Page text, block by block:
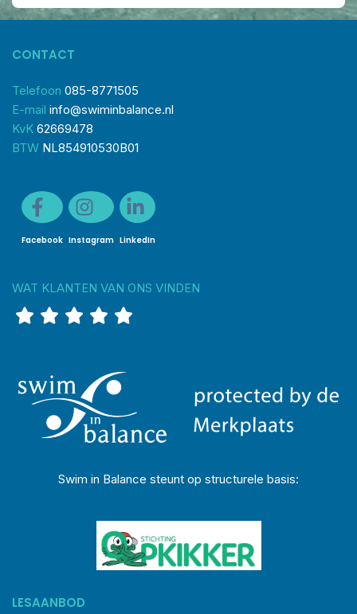
CONTACT
Telefoon 085-8771505
E-mail info@swiminbalance.nl
KvK 62669478
BTW NL854910530B01
Facebook Instagram LinkedIn
WAT KLANTEN VAN ONS VINDEN
Swim in Balance steunt op structurele basis:
LESAANBOD